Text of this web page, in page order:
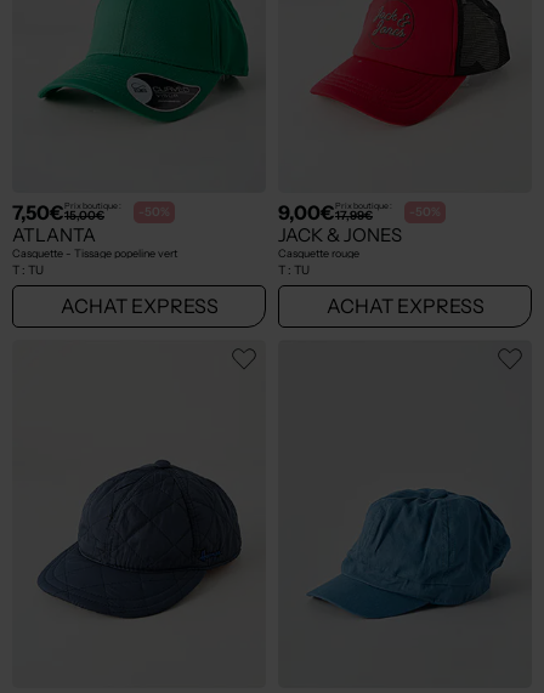
7,50€Prix boutique :
15,00€ -50%
ATLANTA
Casquette - Tissage popeline vert
T : TU
ACHAT EXPRESS
9,00€Prix boutique :
17,99€ -50%
JACK & JONES
Casquette rouge
T : TU
ACHAT EXPRESS